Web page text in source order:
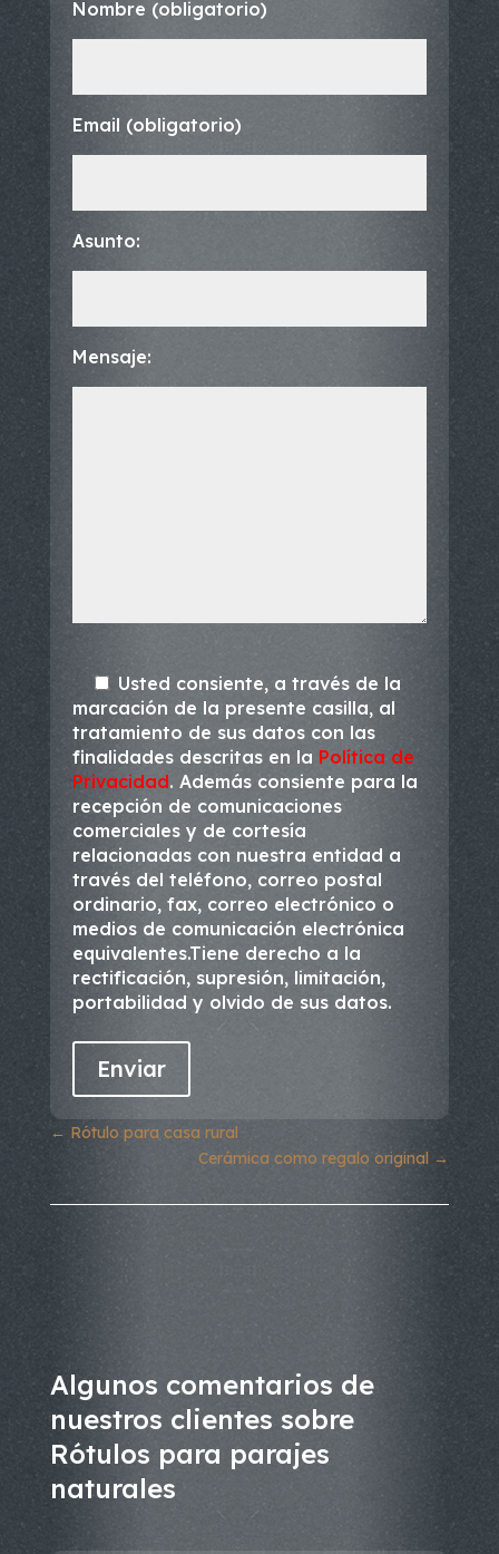
Nombre (obligatorio)
Email (obligatorio)
Asunto:
Mensaje:
Usted consiente, a través de la
marcación de la presente casilla, al
tratamiento de sus datos con las
finalidades descritas en la Política de
Privacidad. Además consiente para la
recepción de comunicaciones
comerciales y de cortesía
relacionadas con nuestra entidad a
través del teléfono, correo postal
ordinario, fax, correo electrónico o
medios de comunicación electrónica
equivalentes.Tiene derecho a la
rectificación, supresión, limitación,
portabilidad y olvido de sus datos.
← Rótulo para casa rural
Cerámica como regalo original →
Algunos comentarios de
nuestros clientes sobre
Rótulos para parajes
naturales